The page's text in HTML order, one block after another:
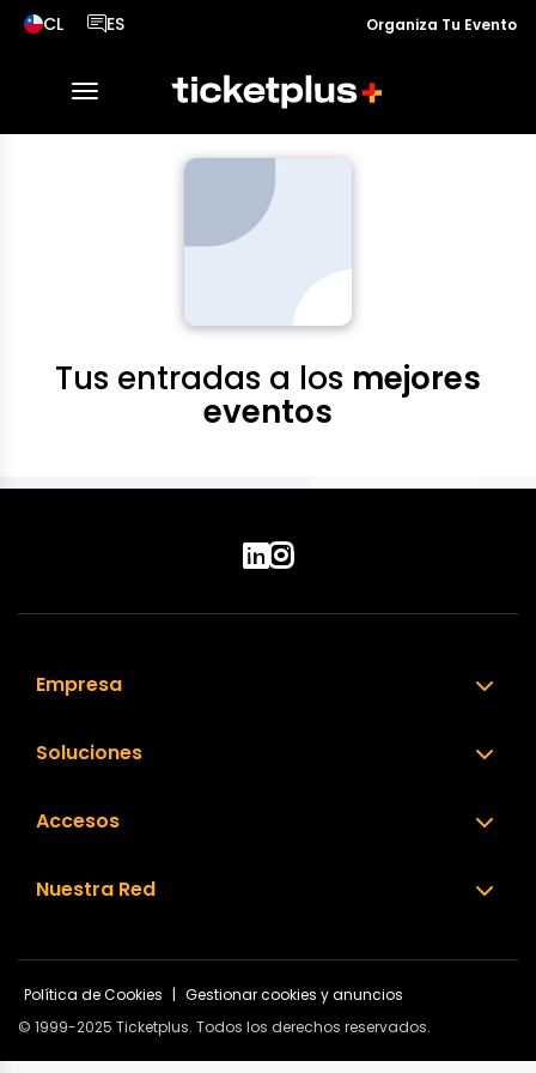
CL
País seleccionado, cambiar país
ES
Idioma seleccionado, cambiar idiomaOrganiza Tu Evento
desplegar navegación
Tus entradas a los mejores
eventos
Empresa
Soluciones
Accesos
Nuestra Red
Política de Cookies | Gestionar cookies y anuncios
© 1999-2025 Ticketplus. Todos los derechos reservados.